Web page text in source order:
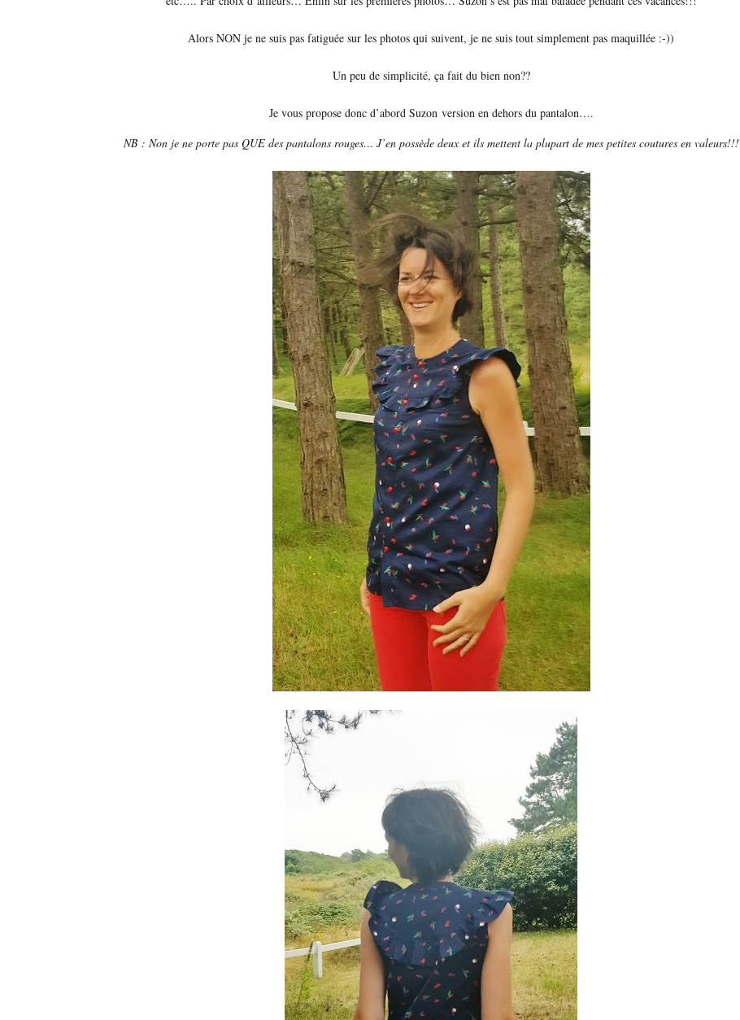
Alors NON je ne suis pas fatiguée sur les photos qui suivent, je ne suis tout simplement pas maquillée :-))
Un peu de simplicité, ça fait du bien non??
Je vous propose donc d’abord Suzon version en dehors du pantalon….
NB : Non je ne porte pas QUE des pantalons rouges… J’en possède deux et ils mettent la plupart de mes petites coutures en valeurs!!!